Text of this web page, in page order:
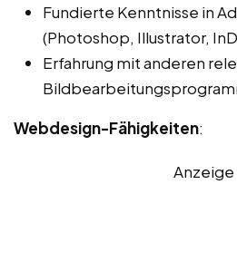
Fundierte Kenntnisse in
(Photoshop, Illustrator,
Erfahrung mit anderen
Webdesign-Fähigkeiten:
Anzeige